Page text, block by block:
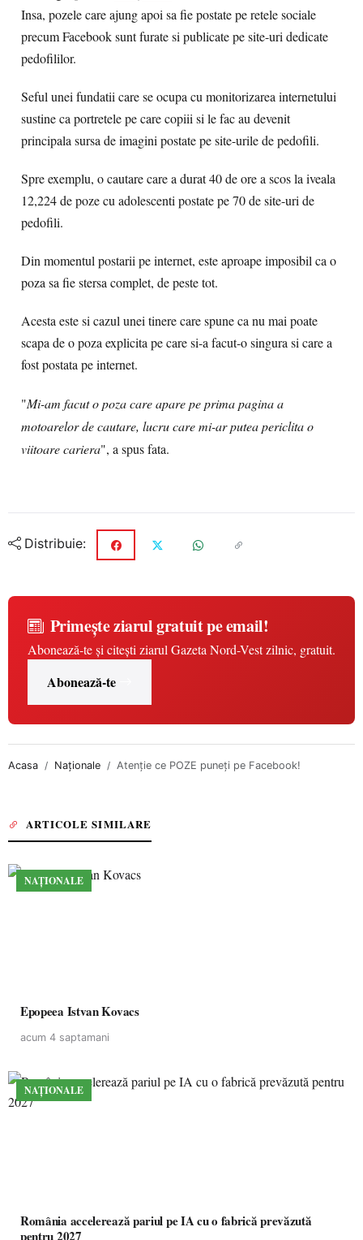
Insa, pozele care ajung apoi sa fie postate pe retele sociale
precum Facebook sunt furate si publicate pe site-uri dedicate
pedofililor.
Seful unei fundatii care se ocupa cu monitorizarea internetului
sustine ca portretele pe care copiii si le fac au devenit
principala sursa de imagini postate pe site-urile de pedofili.
Spre exemplu, o cautare care a durat 40 de ore a scos la iveala
12,224 de poze cu adolescenti postate pe 70 de site-uri de
pedofili.
Din momentul postarii pe internet, este aproape imposibil ca o
poza sa fie stersa complet, de peste tot.
Acesta este si cazul unei tinere care spune ca nu mai poate
scapa de o poza explicita pe care si-a facut-o singura si care a
fost postata pe internet.
"Mi-am facut o poza care apare pe prima pagina a
motoarelor de cautare, lucru care mi-ar putea periclita o
viitoare cariera", a spus fata.
Distribuie:
Primește ziarul gratuit pe email!
Abonează-te și citești ziarul Gazeta Nord-Vest zilnic, gratuit.
Abonează-te
Acasa Naționale Atenţie ce POZE puneţi pe Facebook!
ARTICOLE SIMILARE
NAȚIONALE
Epopeea Istvan Kovacs
acum 4 saptamani
NAȚIONALE
România accelerează pariul pe IA cu o fabrică prevăzută
pentru 2027